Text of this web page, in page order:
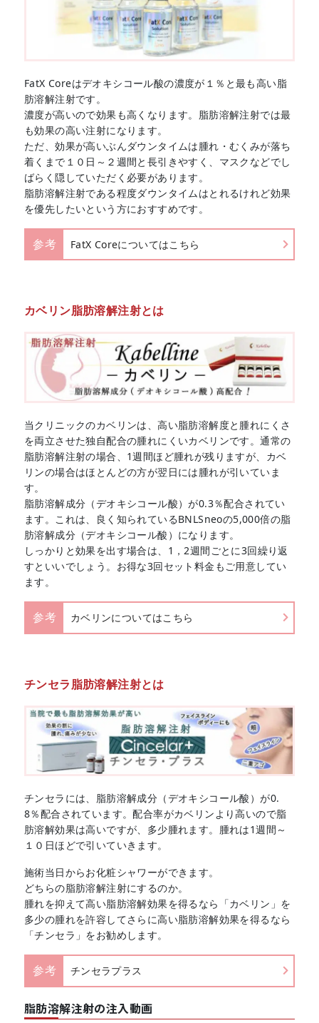
FatX Coreはデオキシコール酸の濃度が１％と最も高い脂
肪溶解注射です。
濃度が高いので効果も高くなります。脂肪溶解注射では最
も効果の高い注射になります。
ただ、効果が高いぶんダウンタイムは腫れ・むくみが落ち
着くまで１０日～２週間と長引きやすく、マスクなどでし
ばらく隠していただく必要があります。
脂肪溶解注射である程度ダウンタイムはとれるけれど効果
を優先したいという方におすすめです。
参考 FatX Coreについてはこちら
カベリン脂肪溶解注射とは
当クリニックのカベリンは、高い脂肪溶解度と腫れにくさ
を両立させた独自配合の腫れにくいカベリンです。通常の
脂肪溶解注射の場合、1週間ほど腫れが残りますが、カベ
リンの場合はほとんどの方が翌日には腫れが引いていま
す。
脂肪溶解成分（デオキシコール酸）が0.3％配合されてい
ます。これは、良く知られているBNLSneoの5,000倍の脂
肪溶解成分（デオキシコール酸）になります。
しっかりと効果を出す場合は、1，2週間ごとに3回繰り返
すといいでしょう。お得な3回セット料金もご用意してい
ます。
参考 カベリンについてはこちら
チンセラ脂肪溶解注射とは
チンセラには、脂肪溶解成分（デオキシコール酸）が0.
8％配合されています。配合率がカベリンより高いので脂
肪溶解効果は高いですが、多少腫れます。腫れは1週間～
１０日ほどで引いていきます。
施術当日からお化粧シャワーができます。
どちらの脂肪溶解注射にするのか。
腫れを抑えて高い脂肪溶解効果を得るなら「カベリン」を
多少の腫れを許容してさらに高い脂肪溶解効果を得るなら
「チンセラ」をお勧めします。
参考 チンセラプラス
脂肪溶解注射の注入動画